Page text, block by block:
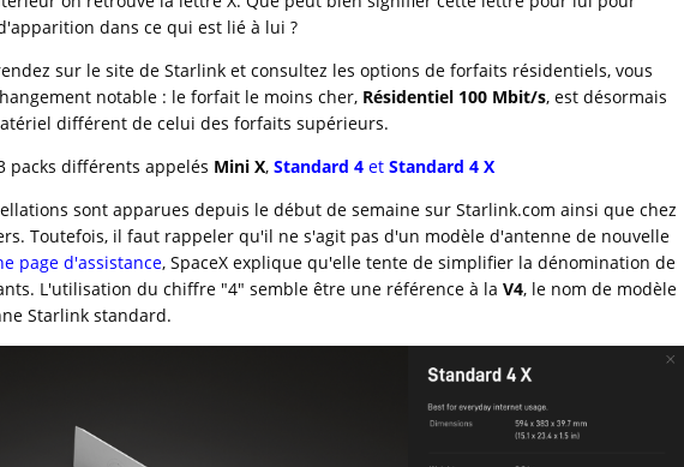
dans ce qui est lié à lui ?
sur le site de Starlink et consultez les options de forfaits résidentiels, vous
notable : le forfait le moins cher, Résidentiel 100 Mbit/s, est désormais
différent de celui des forfaits supérieurs.
packs différents appelés Mini X,Standard 4 etStandard 4 X
sont apparues depuis le début de semaine sur Starlink.com ainsi que chez
Toutefois, il faut rappeler qu'il ne s'agit pas d'un modèle d'antenne de nouvelle
page d'assistance, SpaceX explique qu'elle tente de simplifier la dénomination de
L'utilisation du chiffre "4" semble être une référence à laV4, le nom de modèle
Starlink standard.